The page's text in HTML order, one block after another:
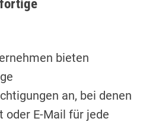
bieten
an, bei denen
oder E-Mail für jede